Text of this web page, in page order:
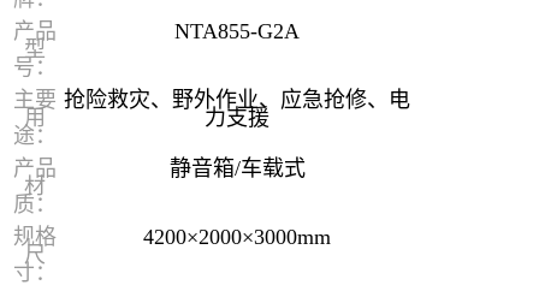
产品
型
号：
NTA855-G2A
主要
用
途：
抢险救灾、野外作业、应急抢修、电
力支援
产品
材
质：
静音箱/车载式
规格
尺
寸：
4200×2000×3000mm